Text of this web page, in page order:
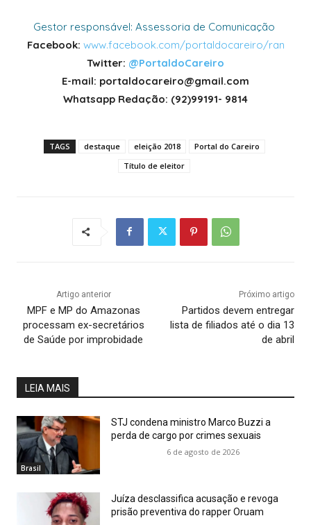
Gestor responsável: Assessoria de Comunicação
Facebook: www.facebook.com/portaldocareiro/ran
Twitter: @PortaldoCareiro
E-mail: portaldocareiro@gmail.com
Whatsapp Redação: (92)99191- 9814
TAGS destaque eleição 2018
Portal do Careiro
Título de eleitor
Artigo anterior
MPF e MP do Amazonas
processam ex-secretários
de Saúde por improbidade
Próximo artigo
Partidos devem entregar
lista de filiados até o dia 13
de abril
LEIA MAIS
Brasil
STJ condena ministro Marco Buzzi a
perda de cargo por crimes sexuais
6 de agosto de 2026
Juíza desclassifica acusação e revoga
prisão preventiva do rapper Oruam